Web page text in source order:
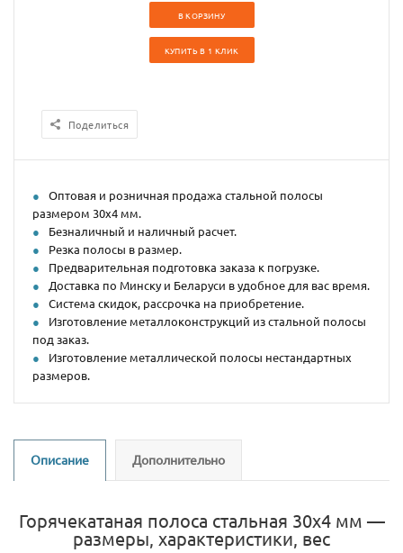
В КОРЗИНУ
КУПИТЬ В 1 КЛИК
Поделиться
Оптовая и розничная продажа стальной полосы
размером 30х4 мм.
Безналичный и наличный расчет.
Резка полосы в размер.
Предварительная подготовка заказа к погрузке.
Доставка по Минску и Беларуси в удобное для вас время.
Система скидок, рассрочка на приобретение.
Изготовление металлоконструкций из стальной полосы
под заказ.
Изготовление металлической полосы нестандартных
размеров.
Описание Дополнительно
Горячекатаная полоса стальная 30х4 мм —
размеры, характеристики, вес